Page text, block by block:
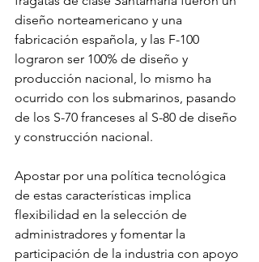
diseño norteamericano y una
fabricación española, y las F-100
lograron ser 100% de diseño y
producción nacional, lo mismo ha
ocurrido con los submarinos, pasando
de los S-70 franceses al S-80 de diseño
y construcción nacional.
Apostar por una política tecnológica
de estas características implica
flexibilidad en la selección de
administradores y fomentar la
participación de la industria con apoyo